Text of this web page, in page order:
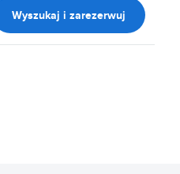
Wyszukaj i zarezerwuj